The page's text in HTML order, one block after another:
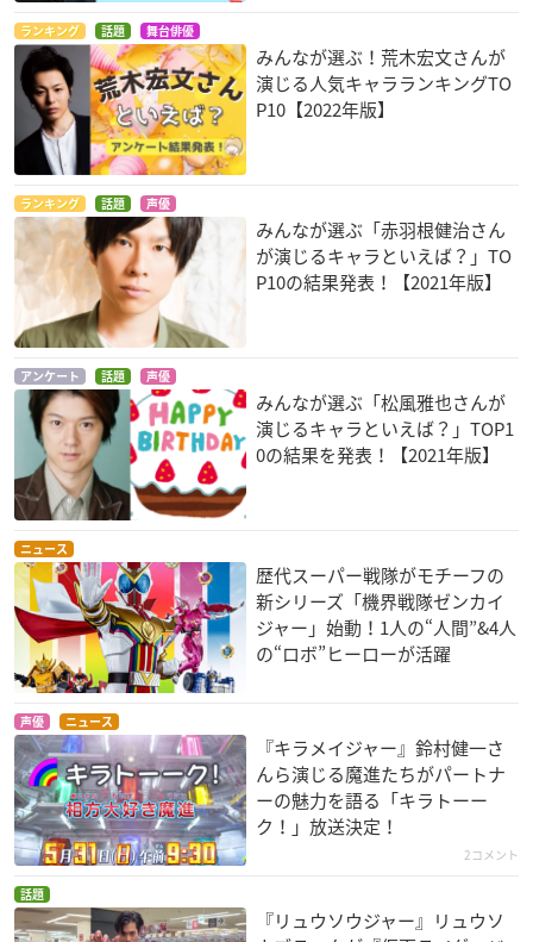
ランキング 話題 舞台俳優
みんなが選ぶ！荒木宏文さんが
演じる人気キャラランキングTO
P10【2022年版】
ランキング 話題 声優
みんなが選ぶ「赤羽根健治さん
が演じるキャラといえば？」TO
P10の結果発表！【2021年版】
アンケート 話題 声優
みんなが選ぶ「松風雅也さんが
演じるキャラといえば？」TOP1
0の結果を発表！【2021年版】
ニュース
歴代スーパー戦隊がモチーフの
新シリーズ「機界戦隊ゼンカイ
ジャー」始動！1人の“人間”&4人
の“ロボ”ヒーローが活躍
声優 ニュース
『キラメイジャー』鈴村健一さ
んら演じる魔進たちがパートナ
ーの魅力を語る「キラトーー
ク！」放送決定！
2コメント
話題
『リュウソウジャー』リュウソ